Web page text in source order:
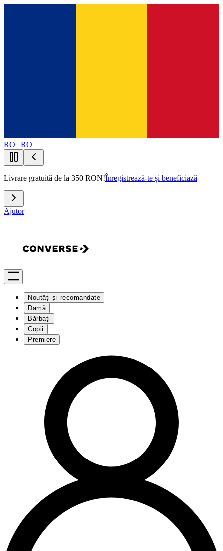
RO | RO
Livrare gratuită de la 350 RON!Înregistrează-te și beneficiază
Ajutor
Noutăți și recomandate
Damă
Bărbați
Copii
Premiere